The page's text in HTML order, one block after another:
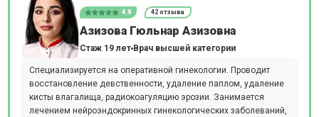
4.9 42 отзыва
Азизова Гюльнар Азизовна
Стаж 19 лет Врач высшей категории
Специализируется на оперативной гинекологии. Проводит
восстановление девственности, удаление паплом, удаление
кисты влагалища, радиокоагуляцию эрозии. Занимается
лечением нейроэндокринных гинекологических заболеваний,